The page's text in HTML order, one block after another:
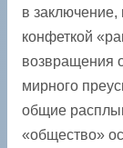
в
конфеткой
возвращения
мирного
общие
«общество»